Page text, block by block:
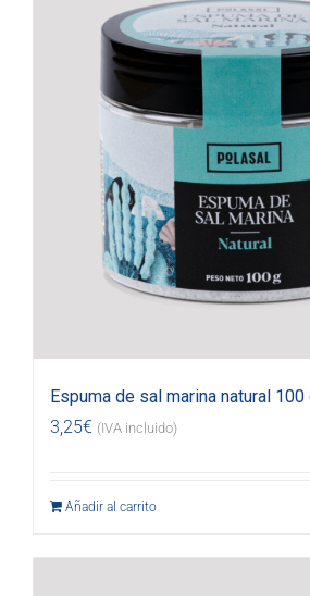
Espuma de sal marina natural 100
3,25€ (IVA incluido)
Añadir al carrito